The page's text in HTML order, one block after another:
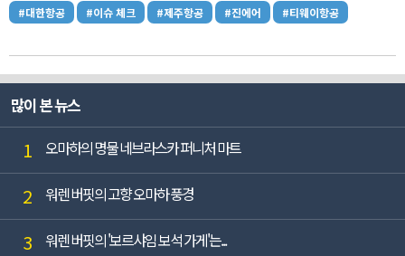
#대한항공 #이슈 체크 #제주항공 #진에어 #티웨이항공
많이 본 뉴스
1 오마하의 명물 네브라스카 퍼니처 마트
2 워렌 버핏의 고향 오마하 풍경
3 워렌 버핏의 '보르샤임 보석 가게'는...